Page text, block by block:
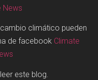
News
climático pueden
de facebook Climate
este blog.